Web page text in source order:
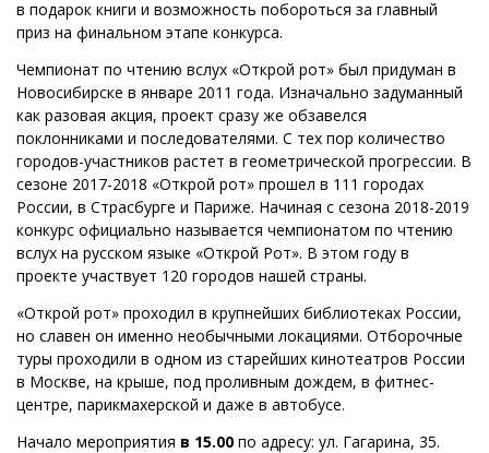
в подарок книги и возможность побороться за главный
приз на финальном этапе конкурса.
Чемпионат по чтению вслух «Открой рот» был придуман в
Новосибирске в январе 2011 года. Изначально задуманный
как разовая акция, проект сразу же обзавелся
поклонниками и последователями. С тех пор количество
городов-участников растет в геометрической прогрессии. В
сезоне 2017-2018 «Открой рот» прошел в 111 городах
России, в Страсбурге и Париже. Начиная с сезона 2018-2019
конкурс официально называется чемпионатом по чтению
вслух на русском языке «Открой Рот». В этом году в
проекте участвует 120 городов нашей страны.
«Открой рот» проходил в крупнейших библиотеках России,
но славен он именно необычными локациями. Отборочные
туры проходили в одном из старейших кинотеатров России
в Москве, на крыше, под проливным дождем, в фитнес-
центре, парикмахерской и даже в автобусе.
Начало мероприятия в 15.00 по адресу: ул. Гагарина, 35.